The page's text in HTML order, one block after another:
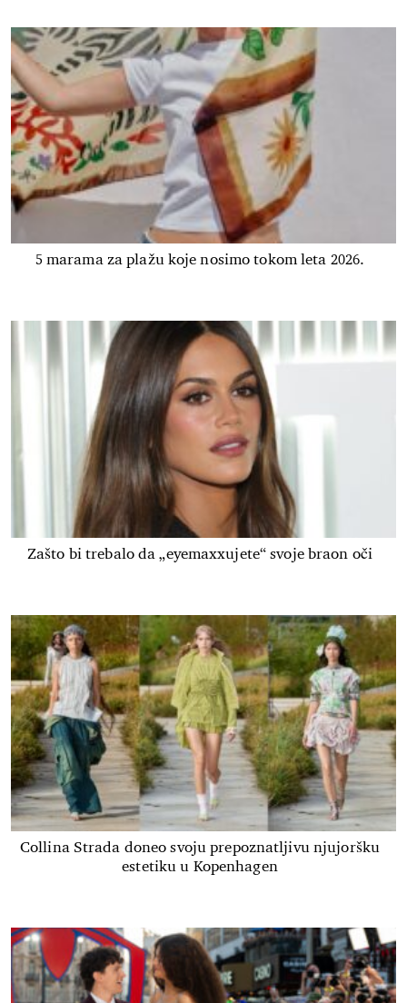
5 marama za plažu koje nosimo tokom leta 2026.
Zašto bi trebalo da „eyemaxxujete“ svoje braon oči
Collina Strada doneo svoju prepoznatljivu njujoršku
estetiku u Kopenhagen